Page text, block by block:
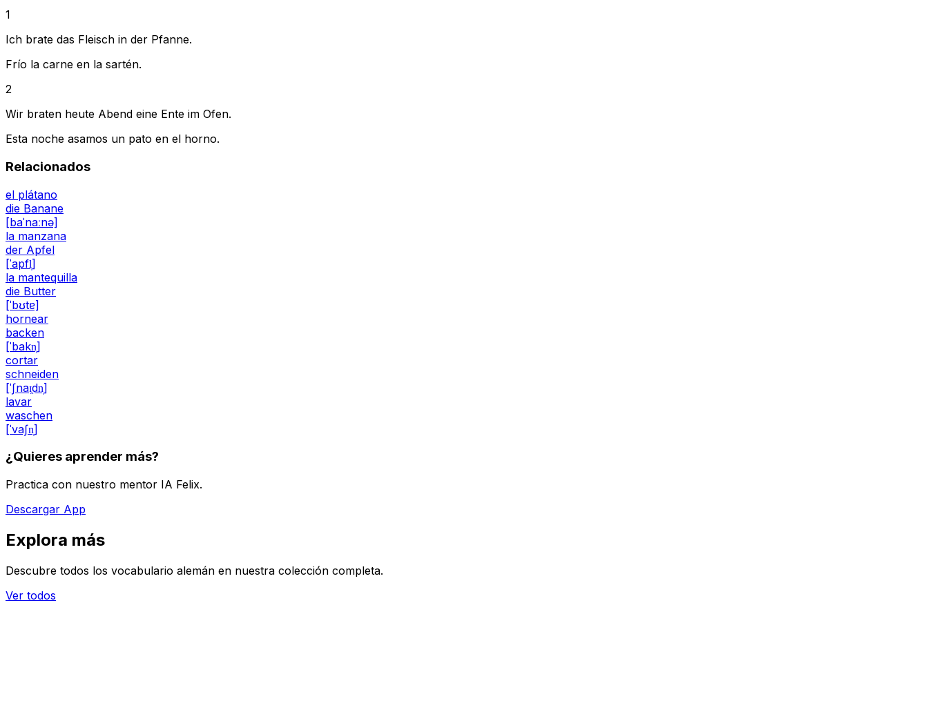
1
Ich brate das Fleisch in der Pfanne.
Frío la carne en la sartén.
2
Wir braten heute Abend eine Ente im Ofen.
Esta noche asamos un pato en el horno.
Relacionados
el plátano
die Banane
[baˈnaːnə]
la manzana
der Apfel
[ˈapfl̩]
la mantequilla
die Butter
[ˈbʊtɐ]
hornear
backen
[ˈbakn̩]
cortar
schneiden
[ˈʃnaɪ̯dn̩]
lavar
waschen
[ˈvaʃn̩]
¿Quieres aprender más?
Practica con nuestro mentor IA Felix.
Descargar App
Explora más
Descubre todos los vocabulario alemán en nuestra colección completa.
Ver todos